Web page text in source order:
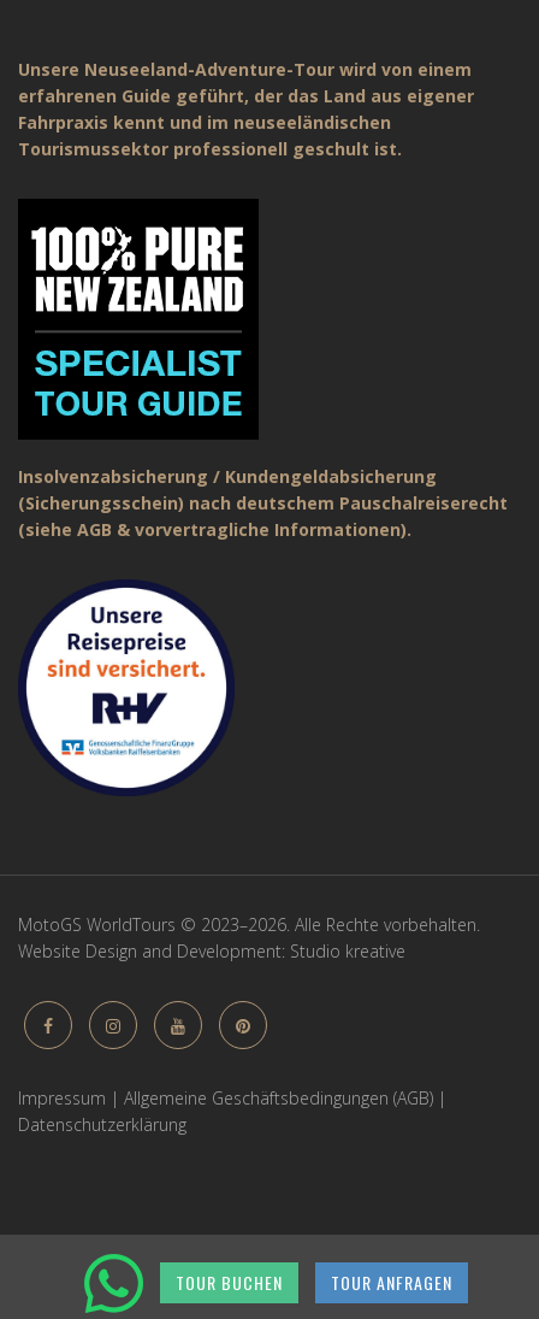
TOUR BUCHEN TOUR ANFRAGEN
Unsere Neuseeland-Adventure-Tour wird von einem
erfahrenen Guide geführt, der das Land aus eigener
Fahrpraxis kennt und im neuseeländischen
Tourismussektor professionell geschult ist.
Insolvenzabsicherung / Kundengeldabsicherung
(Sicherungsschein) nach deutschem Pauschalreiserecht
(siehe AGB & vorvertragliche Informationen).
MotoGS WorldTours © 2023–2026. Alle Rechte vorbehalten.
Website Design and Development: Studio kreative
Impressum | Allgemeine Geschäftsbedingungen (AGB) |
Datenschutzerklärung